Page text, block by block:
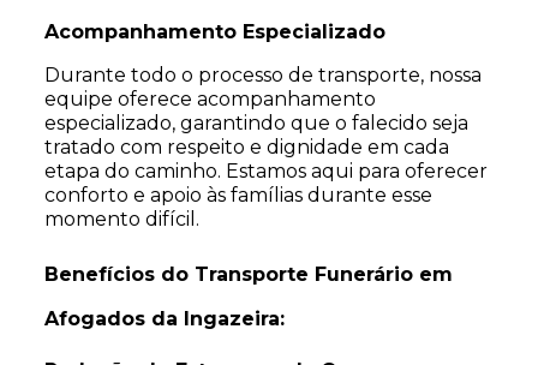
Acompanhamento Especializado
Durante todo o processo de transporte, nossa
equipe oferece acompanhamento
especializado, garantindo que o falecido seja
tratado com respeito e dignidade em cada
etapa do caminho. Estamos aqui para oferecer
conforto e apoio às famílias durante esse
momento difícil.
Benefícios do Transporte Funerário em
Afogados da Ingazeira: